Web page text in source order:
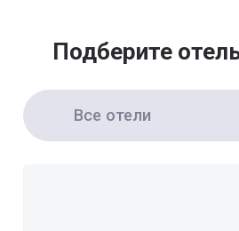
Подберите
Все отели